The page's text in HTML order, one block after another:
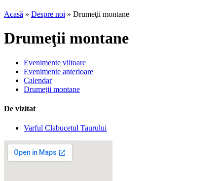
Acasă » Despre noi » Drumeţii montane
Drumeţii montane
Evenimente viitoare
Evenimente anterioare
Calendar
Drumeţii montane
De vizitat
Varful Clabucetul Taurului